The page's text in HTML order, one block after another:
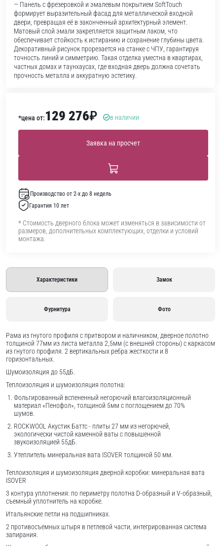
— Панель с фрезеровкой и эмалевым покрытием SoftTouch
формирует выразительный фасад для металлической входной
двери, превращая её в законченный архитектурный элемент.
Матовый слой эмали закрепляется защитным лаком, что
обеспечивает стойкость к истиранию и сохранение глубины цвета.
Декоративный рисунок прорезается на станке с ЧПУ, гарантируя
точность линий и симметрию. Такая отделка уместна в квартирах,
частных домах и таунхаусах, где входная дверь должна сочетать
прочность металла и аккуратную эстетику.
*цена от:129 276₽ в наличии
Заявка на просчет
Производство от 2-х до 8 недель
Гарантия 10 лет
* Стоимость дверного блока может изменяться в зависимости от
размеров, дополнительных комплектующих, отделки и условий
монтажа.
Характеристики Замок
Фурнитура Фото
Рама из гнутого профиля с притвором и наличником, дверное полотно
толщиной 77мм из листа металла 2,5мм (с внешней стороны) c каркасом
из гнутого профиля. 2 вертикальных ребра жесткости и 8
горизонтальных.
Шумоизоляция до 55дБ.
Теплоизоляция и шумоизоляция полотна:
Фольгированный вспененный негорючий влагоизоляционный
материал «Пенофол», толщиной 5мм с поглощением до 70%
шумов.
ROCKWOOL Акустик Баттс - плиты 27 мм из негорючей,
экологически чистой каменной ваты с повышенной
звукоизоляцией 55дБ.
Утеплитель минеральная вата ISOVER толщиной 50 мм.
Теплоизоляция и шумоизоляция дверной коробки: минеральная вата
ISOVER
3 контура уплотнения: по периметру полотна D-образный и V-образный,
съемный уплотнитель на коробке.
Итальянские петли на подшипниках.
2 противосъемных штыря в петлевой части, интегрированная система
запирания.